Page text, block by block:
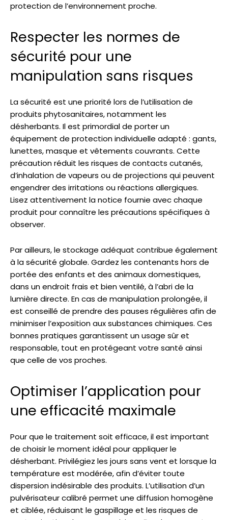
protection de l’environnement proche.
Respecter les normes de
sécurité pour une
manipulation sans risques
La sécurité est une priorité lors de l’utilisation de
produits phytosanitaires, notamment les
désherbants. Il est primordial de porter un
équipement de protection individuelle adapté : gants,
lunettes, masque et vêtements couvrants. Cette
précaution réduit les risques de contacts cutanés,
d’inhalation de vapeurs ou de projections qui peuvent
engendrer des irritations ou réactions allergiques.
Lisez attentivement la notice fournie avec chaque
produit pour connaître les précautions spécifiques à
observer.
Par ailleurs, le stockage adéquat contribue également
à la sécurité globale. Gardez les contenants hors de
portée des enfants et des animaux domestiques,
dans un endroit frais et bien ventilé, à l’abri de la
lumière directe. En cas de manipulation prolongée, il
est conseillé de prendre des pauses régulières afin de
minimiser l’exposition aux substances chimiques. Ces
bonnes pratiques garantissent un usage sûr et
responsable, tout en protégeant votre santé ainsi
que celle de vos proches.
Optimiser l’application pour
une efficacité maximale
Pour que le traitement soit efficace, il est important
de choisir le moment idéal pour appliquer le
désherbant. Privilégiez les jours sans vent et lorsque la
température est modérée, afin d’éviter toute
dispersion indésirable des produits. L’utilisation d’un
pulvérisateur calibré permet une diffusion homogène
et ciblée, réduisant le gaspillage et les risques de